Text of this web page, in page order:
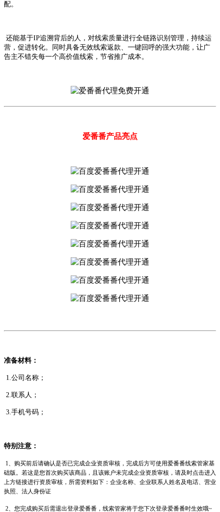
配。
还能基于IP追溯背后的人，对线索质量进行全链路识别管理，持续运
营，促进转化。同时具备无效线索返款、一键回呼的强大功能，让广
告主不错失每一个高价值线索，节省推广成本。
爱番番产品亮点
准备材料：
1.公司名称；
2.联系人；
3.手机号码；
特别注意：
1、购买前后请确认是否已完成企业资质审核，完成后方可使用爱番番线索管家基
础版。 若这是您首次购买该商品，且该账户未完成企业资质审核，请及时点击进入
上方链接进行资质审核，所需资料如下：企业名称、企业联系人姓名及电话、营业
执照、法人身份证
2、您完成购买后需退出登录爱番番，线索管家将于您下次登录爱番番时生效哦~